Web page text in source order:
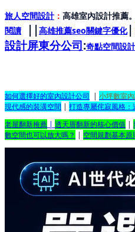
旅人空間設計： 高雄室內設計推薦
閱讀
||高雄推薦seo關鍵字優化|
設計屏東分公司:奇點空間設
如何選擇好的室內設計公司 | 小坪數室
現代感的裝潢空間 | 打造專屬侘寂風格
老屋翻新推薦 | 透天厝翻新的核心價值 |
數空間也可以放大嗎？ | 空間規劃基本